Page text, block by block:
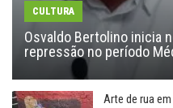
CULTURA
Osvaldo Bertolino inicia
repressão no período
Arte de rua